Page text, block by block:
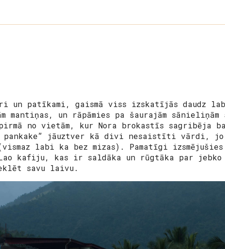
un patīkami, gaismā viss izskatījās daudz
mantiņas, un rāpāmies pa šaurajām
no vietām, kur Nora brokastīs sagribēja
pankake” jāuztver kā divi nesaistīti vārdi, jo
labi ka bez mizas). Pamatīgi izsmējušies
kafiju, kas ir saldāka un rūgtāka par jebko
savu laivu.